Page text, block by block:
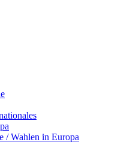
/ Wahlen in Europa